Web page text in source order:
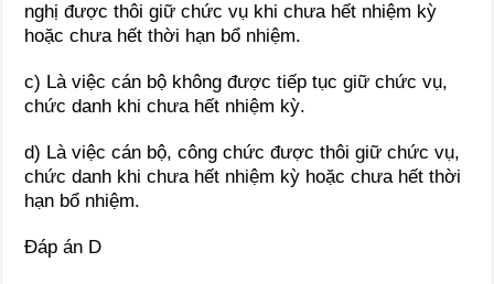
nghị được thôi giữ chức vụ khi chưa hết nhiệm kỳ
hoặc chưa hết thời hạn bổ nhiệm.
c) Là việc cán bộ không được tiếp tục giữ chức vụ,
chức danh khi chưa hết nhiệm kỳ.
d) Là việc cán bộ, công chức được thôi giữ chức vụ,
chức danh khi chưa hết nhiệm kỳ hoặc chưa hết thời
hạn bổ nhiệm.
Đáp án D